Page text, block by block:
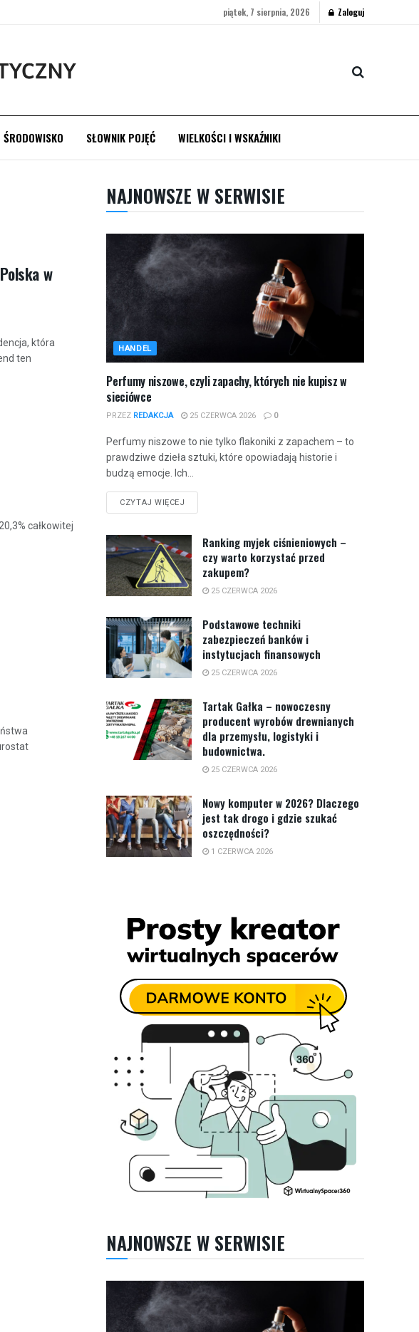
piątek, 7 sierpnia, 2026 Zaloguj
ŚRODOWISKO SŁOWNIK POJĘĆ WIELKOŚCI I WSKAŹNIKI
w
która
ten
całkowitej
NAJNOWSZE W SERWISIE
HANDEL
Perfumy niszowe, czyli zapachy, których nie kupisz w
sieciówce
PRZEZ REDAKCJA 25 CZERWCA 2026 0
Perfumy niszowe to nie tylko flakoniki z zapachem – to
prawdziwe dzieła sztuki, które opowiadają historie i
budzą emocje. Ich...
CZYTAJ WIĘCEJ
Ranking myjek ciśnieniowych –
czy warto korzystać przed
zakupem?
25 CZERWCA 2026
Podstawowe techniki
zabezpieczeń banków i
instytucjach finansowych
25 CZERWCA 2026
Tartak Gałka – nowoczesny
producent wyrobów drewnianych
dla przemysłu, logistyki i
budownictwa.
25 CZERWCA 2026
Nowy komputer w 2026? Dlaczego
jest tak drogo i gdzie szukać
oszczędności?
1 CZERWCA 2026
NAJNOWSZE W SERWISIE